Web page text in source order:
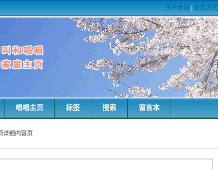
关于本站 联系方式
唱唱主页 标签 搜索 留言本
详细内容页